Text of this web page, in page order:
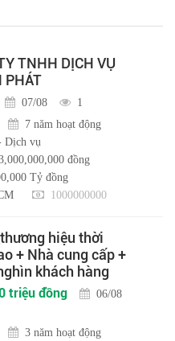
TNHH DỊCH VỤ
PHÁT
07/08
1
7 năm hoạt động
Dịch vụ
đồng
Tỷ đồng
1000000000
hiệu thời
+ Nhà cung cấp +
khách hàng
triệu đồng
06/08
3 năm hoạt động